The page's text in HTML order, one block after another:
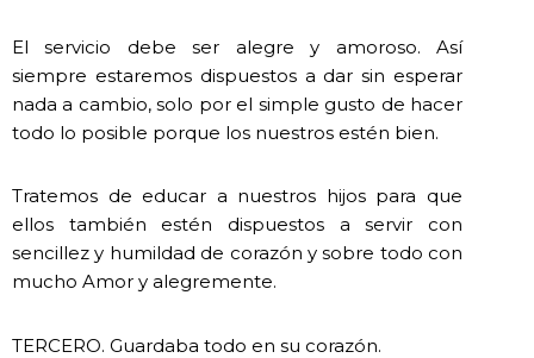
El servicio debe ser alegre y amoroso. Así
siempre estaremos dispuestos a dar sin esperar
nada a cambio, solo por el simple gusto de hacer
todo lo posible porque los nuestros estén bien.
Tratemos de educar a nuestros hijos para que
ellos también estén dispuestos a servir con
sencillez y humildad de corazón y sobre todo con
mucho Amor y alegremente.
TERCERO. Guardaba todo en su corazón.